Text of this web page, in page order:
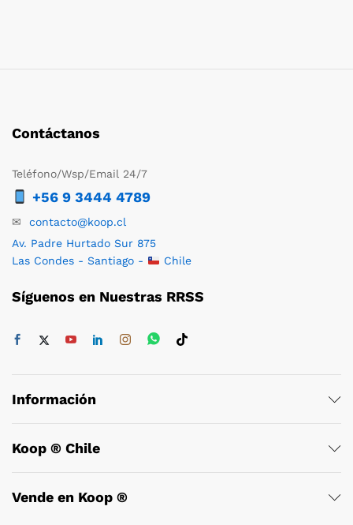
Contáctanos
Teléfono/Wsp/Email 24/7
+56 9 3444 4789
✉ contacto@koop.cl
Av. Padre Hurtado Sur 875
Las Condes - Santiago -
Chile
Síguenos en Nuestras RRSS
Información
Koop ® Chile
Vende en Koop ®